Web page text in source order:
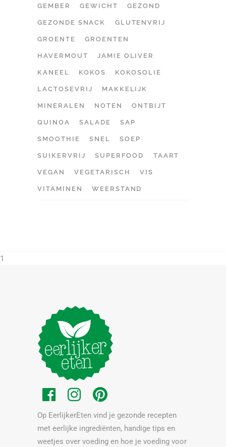
GEMBER GEWICHT GEZOND
GEZONDE SNACK GLUTENVRIJ
GROENTE GROENTEN
HAVERMOUT JAMIE OLIVER
KANEEL KOKOS KOKOSOLIE
LACTOSEVRIJ MAKKELIJK
MINERALEN NOTEN ONTBIJT
QUINOA SALADE SAP
SMOOTHIE SNEL SOEP
SUIKERVRIJ SUPERFOOD TAART
VEGAN VEGETARISCH VIS
VITAMINEN WEERSTAND
1
Op EerlijkerEten vind je gezonde recepten
met eerlijke ingrediënten, handige tips en
weetjes over voeding en hoe je voeding voor